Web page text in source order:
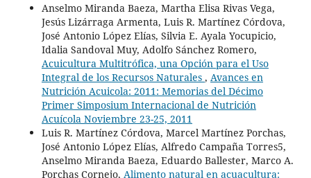
Anselmo Miranda Baeza, Martha Elisa Rivas Vega,
Jesús Lizárraga Armenta, Luis R. Martínez Córdova,
José Antonio López Elías, Silvia E. Ayala Yocupicio,
Idalia Sandoval Muy, Adolfo Sánchez Romero,
Acuicultura Multitrófica, una Opción para el Uso
Integral de los Recursos Naturales , Avances en
Nutrición Acuicola: 2011: Memorias del Décimo
Primer Simposium Internacional de Nutrición
Acuícola Noviembre 23-25, 2011
Luis R. Martínez Córdova, Marcel Martínez Porchas,
José Antonio López Elías, Alfredo Campaña Torres5,
Anselmo Miranda Baeza, Eduardo Ballester, Marco A.
Porchas Cornejo, Alimento natural en acuacultura: